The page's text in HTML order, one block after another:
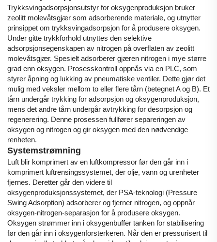
Trykksvingadsorpsjonsutstyr for oksygenproduksjon bruker
zeolitt molevåtsgjær som adsorberende materiale, og utnytter
prinsippet om trykksvingadsorpsjon for å produsere oksygen.
Under gitte trykkforhold utnyttes den selektive
adsorpsjonsegenskapen av nitrogen på overflaten av zeolitt
molevåtsgjær. Spesielt adsorberer gjæren nitrogen i mye større
grad enn oksygen. Prosesskontroll oppnås via en PLC, som
styrer åpning og lukking av pneumatiske ventiler. Dette gjør det
mulig med veksler mellom to eller flere tårn (betegnet A og B). Et
tårn undergår trykking for adsorpsjon og oksygenproduksjon,
mens det andre tårn undergår avtrykking for desorpsjon og
regenerering. Denne prosessen fullfører separeringen av
oksygen og nitrogen og gir oksygen med den nødvendige
renheten.
Systemstrømning
Luft blir komprimert av en luftkompressor før den går inn i
komprimert luftrensingssystemet, der olje, vann og urenheter
fjernes. Deretter går den videre til
oksygenproduksjonssystemet, der PSA-teknologi (Pressure
Swing Adsorption) adsorberer og fjerner nitrogen, og oppnår
oksygen-nitrogen-separasjon for å produsere oksygen.
Oksygen strømmer inn i oksygenbuffer tanken for stabilisering
før den går inn i oksygenforsterkeren. Når den er pressurisert til